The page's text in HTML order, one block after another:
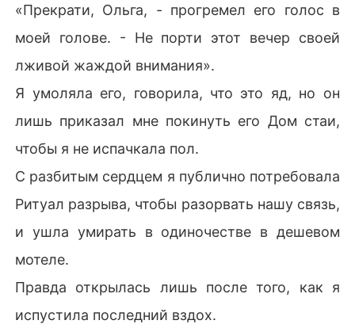
До самого последнего вздоха я считала себя жалко
й, безволковой Омегой и не понимала, за что мне вы
пали такие страдания.
Но в загробной жизни Богиня Луны показала мне мо
е истинное отражение.
чицей, редчайшей из всех, чью колоссальную силу г
одами подавлял токсин.
Богиня предложила мне вечный покой или шанс все
«Я хочу вернуться, - твердо сказала я. - Не ради его
«Прекрати, Ольга, - прогремел его голос в
моей голове. - Не порти этот вечер своей
лживой жаждой внимания».
Я умоляла его, говорила, что это яд, но он
лишь приказал мне покинуть его Дом стаи,
чтобы я не испачкала пол.
С разбитым сердцем я публично потребовала
Ритуал разрыва, чтобы разорвать нашу связь,
и ушла умирать в одиночестве в дешевом
мотеле.
Правда открылась лишь после того, как я
испустила последний вздох.